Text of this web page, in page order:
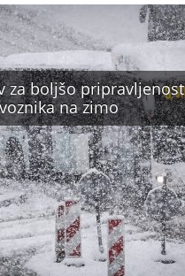
za boljšo pripravljenost
na zimo